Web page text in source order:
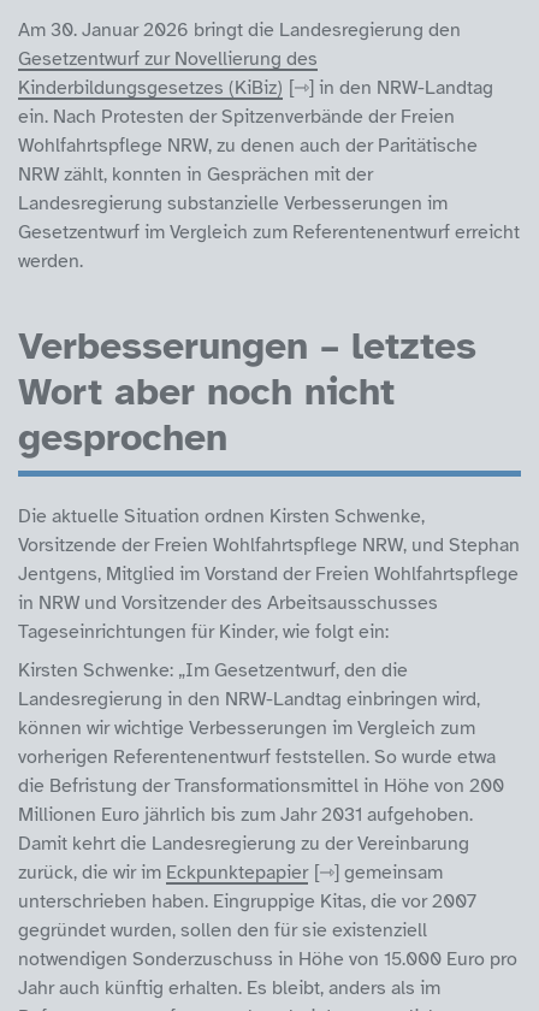
Am 30. Januar 2026 bringt die Landesregierung den
Gesetzentwurf zur Novellierung des
Kinderbildungsgesetzes (KiBiz)
in den NRW-Landtag
ein. Nach Protesten der Spitzenverbände der Freien
Wohlfahrtspflege NRW, zu denen auch der Paritätische
NRW zählt, konnten in Gesprächen mit der
Landesregierung substanzielle Verbesserungen im
Gesetzentwurf im Vergleich zum Referentenentwurf erreicht
werden.
Verbesserungen – letztes
Wort aber noch nicht
gesprochen
Die aktuelle Situation ordnen Kirsten Schwenke,
Vorsitzende der Freien Wohlfahrtspflege NRW, und Stephan
Jentgens, Mitglied im Vorstand der Freien Wohlfahrtspflege
in NRW und Vorsitzender des Arbeitsausschusses
Tageseinrichtungen für Kinder, wie folgt ein:
Kirsten Schwenke: „Im Gesetzentwurf, den die
Landesregierung in den NRW-Landtag einbringen wird,
können wir wichtige Verbesserungen im Vergleich zum
vorherigen Referentenentwurf feststellen. So wurde etwa
die Befristung der Transformationsmittel in Höhe von 200
Millionen Euro jährlich bis zum Jahr 2031 aufgehoben.
Damit kehrt die Landesregierung zu der Vereinbarung
zurück, die wir im Eckpunktepapier
gemeinsam
unterschrieben haben. Eingruppige Kitas, die vor 2007
gegründet wurden, sollen den für sie existenziell
notwendigen Sonderzuschuss in Höhe von 15.000 Euro pro
Jahr auch künftig erhalten. Es bleibt, anders als im